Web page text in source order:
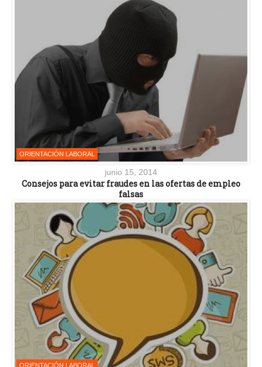
ORIENTACIÓN LABORAL
junio 15, 2014
Consejos para evitar fraudes en las ofertas de empleo
falsas
ORIENTACIÓN LABORAL